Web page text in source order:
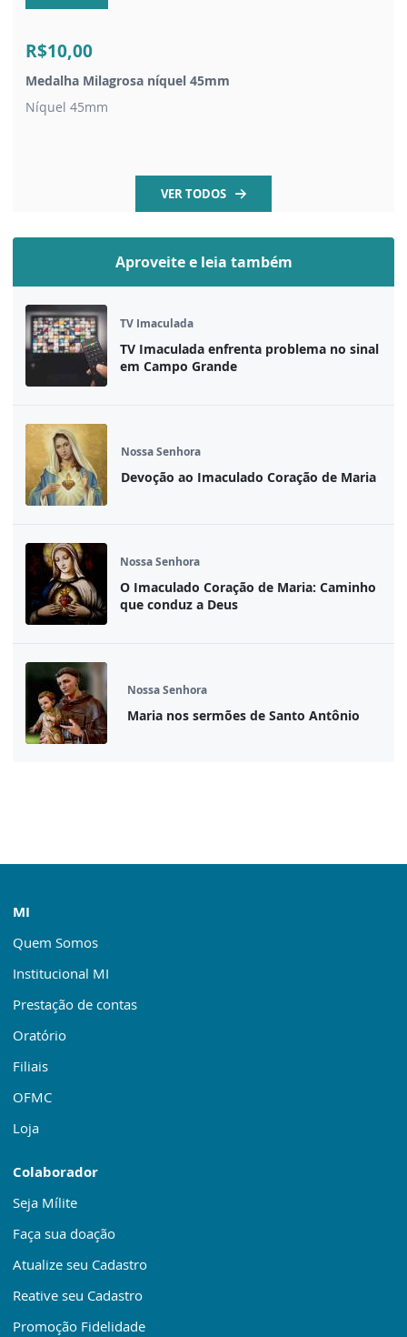
R$10,00
Medalha Milagrosa níquel 45mm
Níquel 45mm
VER TODOS
Aproveite e leia também
TV Imaculada
TV Imaculada enfrenta problema no sinal
em Campo Grande
Nossa Senhora
Devoção ao Imaculado Coração de Maria
Nossa Senhora
O Imaculado Coração de Maria: Caminho
que conduz a Deus
Nossa Senhora
Maria nos sermões de Santo Antônio
MI
Quem Somos
Institucional MI
Prestação de contas
Oratório
Filiais
OFMC
Loja
Colaborador
Seja Mílite
Faça sua doação
Atualize seu Cadastro
Reative seu Cadastro
Promoção Fidelidade